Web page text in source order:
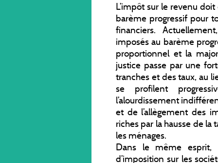
L’impôt sur le revenu
barème progressif pour
financiers.
imposés au barème
proportionnel et la
justice passe par une
tranches et des taux, au
se profilent
l’alourdissement
et de l’allègement des
riches par la hausse de la
les ménages.
Dans le même esprit,
d’imposition sur les